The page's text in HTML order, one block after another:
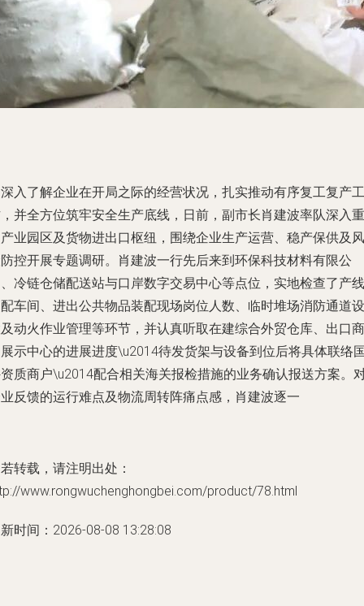
入了解企业在开局之际的经营状况，扎实推动有序复工复产工
并全方位筑牢安全生产底线，日前，副市长肖建波率队深入重
业园区及货物进出口枢纽，围绕企业生产运营、稳产保供及风
控开展专题调研。肖建波一行先后来到环保科技材料有限公
冷链仓储配送站与口岸数字交易中心等点位，实地检查了产线
车间、进出公共物品装配现场岗位人数、临时堆场消防通道设
动火作业管理等环节，并认真听取在建综合外贸仓库、出口商
示中心的进展进度\u2014待发货架与设备到位后将具体联络
质商户\u2014配合相关海关报检措施的业务确认报送方案。
反馈的运行难点及物流周转阵痛点感，肖建波逐一
转载，请注明出处：
www.rongwuchenghongbei.com/product/78.html
时间：2026-08-08 13:28:08